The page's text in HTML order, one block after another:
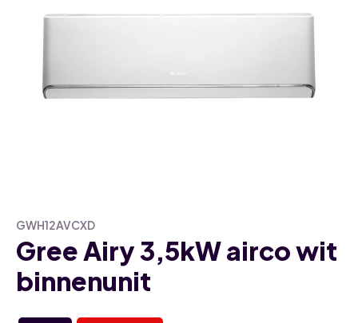
GWH12AVCXD
Gree Airy 3,5kW airco wit
binnenunit